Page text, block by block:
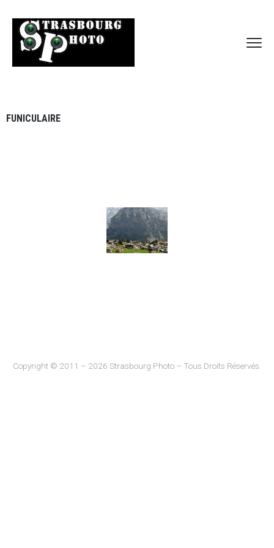
FUNICULAIRE
Copyright © 2011 – 2026 Strasbourg Photo – Tous Droits Réservés.